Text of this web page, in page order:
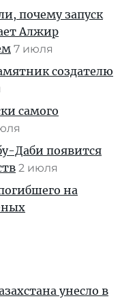
почему запуск
Алжир
7 июля
создателю
самого
Даби появится
2 июля
на
унесло в